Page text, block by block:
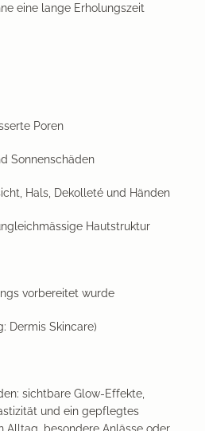
eine lange Erholungszeit
Poren
Sonnenschäden
Hals, Dekolleté und Händen
Hautstruktur
vorbereitet wurde
Dermis Skincare)
sichtbare Glow-Effekte,
und ein gepflegtes
Alltag, besondere Anlässe oder